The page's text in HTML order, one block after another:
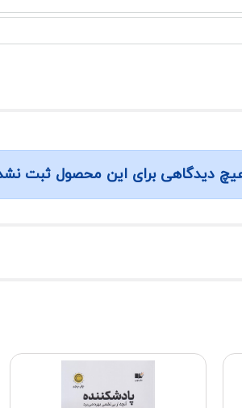
دیدگاهی برای این محصول ثبت